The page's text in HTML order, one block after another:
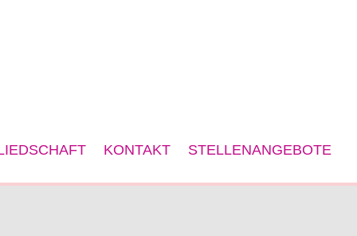
KONTAKT STELLENANGEBOTE